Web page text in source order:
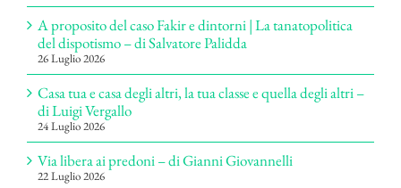
A proposito del caso Fakir e dintorni | La tanatopolitica
del dispotismo – di Salvatore Palidda
26 Luglio 2026
Casa tua e casa degli altri, la tua classe e quella degli altri –
di Luigi Vergallo
24 Luglio 2026
Via libera ai predoni – di Gianni Giovannelli
22 Luglio 2026